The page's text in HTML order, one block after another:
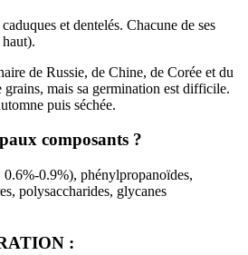
et dentelés. Chacune de ses
de Russie, de Chine, de Corée et du
grains, mais sa germination est difficile.
puis séchée.
composants ?
0.6%-0.9%), phénylpropanoïdes,
polysaccharides, glycanes
: